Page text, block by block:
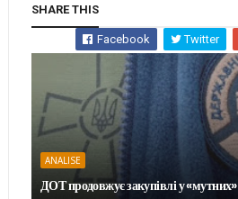
SHARE THIS
Facebook Twitter
ANALISE
ДОТ продовжує закупівлі у «мутних»